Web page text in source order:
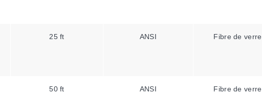
25 ft ANSI Fibre de verre
50 ft ANSI Fibre de verre